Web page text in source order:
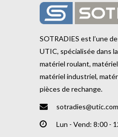
SOTRADIES est l’une
UTIC, spécialisée dans
matériel roulant,
matériel industriel,
pièces de rechange.
Lun - Vend: 8:00 -